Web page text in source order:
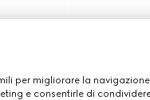
per migliorare la
e consentirle di